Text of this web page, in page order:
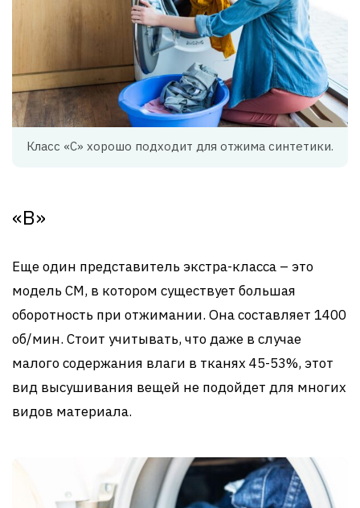
Класс «C» хорошо подходит для отжима синтетики.
«B»
Еще один представитель экстра-класса – это
модель СМ, в котором существует большая
оборотность при отжимании. Она составляет 1400
об/мин. Стоит учитывать, что даже в случае
малого содержания влаги в тканях 45-53%, этот
вид высушивания вещей не подойдет для многих
видов материала.